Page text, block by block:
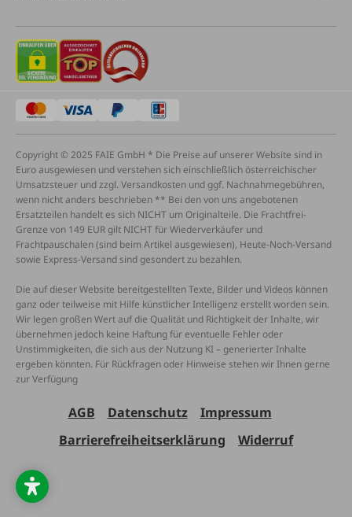
Copyright © 2025 FAIE GmbH * Die Preise auf unserer Website sind in
Euro ausgewiesen und verstehen sich einschließlich österreichischer
Umsatzsteuer und zzgl. Versandkosten und ggf. Nachnahmegebühren,
wenn nicht anders beschrieben ** Bei den von uns angebotenen
Ersatzteilen handelt es sich NICHT um Originalteile. Die Frachtfrei-
Grenze von 149 EUR gilt NICHT für Wiederverkäufer und
Frachtpauschalen (sind beim Artikel ausgewiesen), Heute-Noch-Versand
sowie Express-Versand sind gesondert zu bezahlen.
Die auf dieser Website bereitgestellten Texte, Bilder und Videos können
ganz oder teilweise mit Hilfe künstlicher Intelligenz erstellt worden sein.
Wir legen großen Wert auf die Qualität und Richtigkeit der Inhalte, wir
übernehmen jedoch keine Haftung für eventuelle Fehler oder
Unstimmigkeiten, die sich aus der Nutzung KI – generierter Inhalte
ergeben könnten. Für Rückfragen oder Hinweise stehen wir Ihnen gerne
zur Verfügung
AGB Datenschutz
Impressum
Barrierefreiheitserklärung
Widerruf